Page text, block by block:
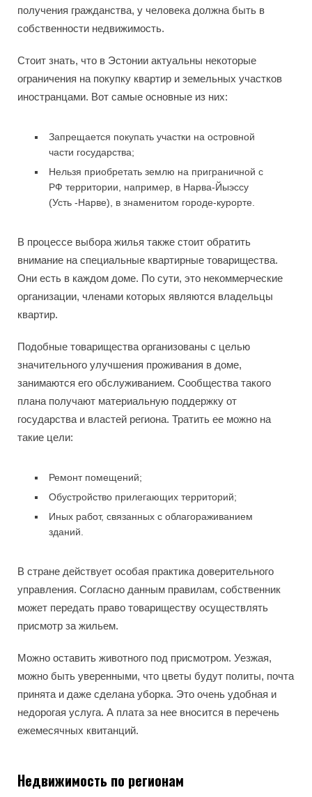
получения гражданства, у человека должна быть в
собственности недвижимость.
Стоит знать, что в Эстонии актуальны некоторые
ограничения на покупку квартир и земельных участков
иностранцами. Вот самые основные из них:
Запрещается покупать участки на островной
части государства;
Нельзя приобретать землю на приграничной с
РФ территории, например, в Нарва-Йыэссу
(Усть -Нарве), в знаменитом городе-курорте.
В процессе выбора жилья также стоит обратить
внимание на специальные квартирные товарищества.
Они есть в каждом доме. По сути, это некоммерческие
организации, членами которых являются владельцы
квартир.
Подобные товарищества организованы с целью
значительного улучшения проживания в доме,
занимаются его обслуживанием. Сообщества такого
плана получают материальную поддержку от
государства и властей региона. Тратить ее можно на
такие цели:
Ремонт помещений;
Обустройство прилегающих территорий;
Иных работ, связанных с облагораживанием
зданий.
В стране действует особая практика доверительного
управления. Согласно данным правилам, собственник
может передать право товариществу осуществлять
присмотр за жильем.
Можно оставить животного под присмотром. Уезжая,
можно быть уверенными, что цветы будут политы, почта
принята и даже сделана уборка. Это очень удобная и
недорогая услуга. А плата за нее вносится в перечень
ежемесячных квитанций.
Недвижимость по регионам